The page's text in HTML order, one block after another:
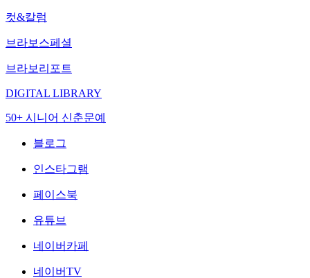
컷&칼럼
브라보스페셜
브라보리포트
DIGITAL LIBRARY
50+ 시니어 신춘문예
블로그
인스타그램
페이스북
유튜브
네이버카페
네이버TV